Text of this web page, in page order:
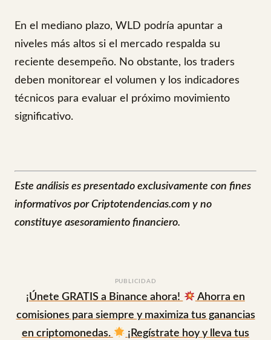
En el mediano plazo, WLD podría apuntar a
niveles más altos si el mercado respalda su
reciente desempeño. No obstante, los traders
deben monitorear el volumen y los indicadores
técnicos para evaluar el próximo movimiento
significativo.
Este análisis es presentado exclusivamente con fines
informativos por Criptotendencias.com y no
constituye asesoramiento financiero.
PUBLICIDAD
¡Únete GRATIS a Binance ahora!
Ahorra en
comisiones para siempre y maximiza tus ganancias
en criptomonedas.
¡Regístrate hoy y lleva tus